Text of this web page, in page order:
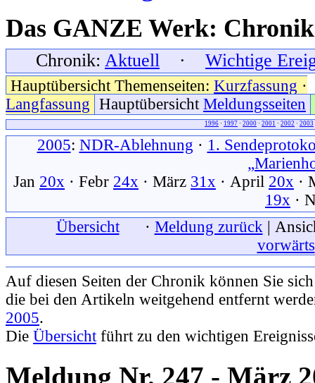
Das GANZE Werk:
Chronik: Aktuell · Wichtige
Hauptübersicht Themenseiten: Kurzfassung ·
Langfassung Hauptübersicht Meldungsseiten
1996 · 1997 · 2000 · 2001 · 2002 · 2003
2005: NDR-Ablehnung · 1.
Jan 20x · Febr 24x · März 31x · April 20x ·
19x ·
Übersichtxxx · Meldung zurück |
vorwärts
Auf diesen Seiten der Chronik können Sie
die bei den Artikeln weitgehend entfernt
2005.
Die Übersicht führt zu den wichtigen
Meldung Nr. 247 - März